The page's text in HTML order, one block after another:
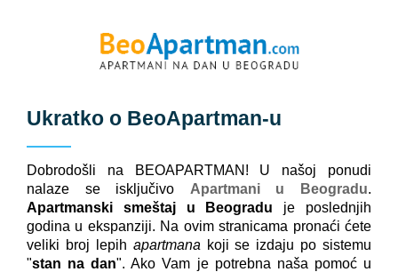
Ukratko o BeoApartman-u
Dobrodošli na BEOAPARTMAN! U našoj ponudi
nalaze se isključivo Apartmani u Beogradu.
Apartmanski smeštaj u Beogradu je poslednjih
godina u ekspanziji. Na ovim stranicama pronaći ćete
veliki broj lepih apartmana koji se izdaju po sistemu
"stan na dan". Ako Vam je potrebna naša pomoć u